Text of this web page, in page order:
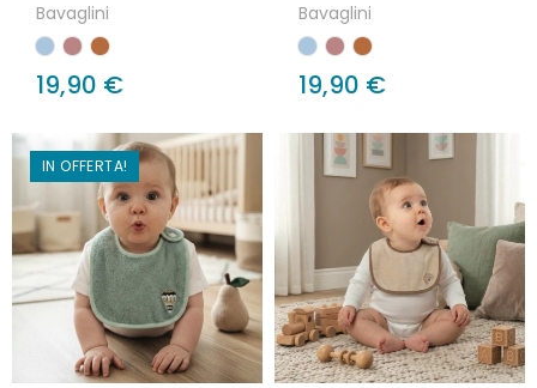
Bavaglini
19,90 €
Bavaglini
19,90 €
IN OFFERTA!